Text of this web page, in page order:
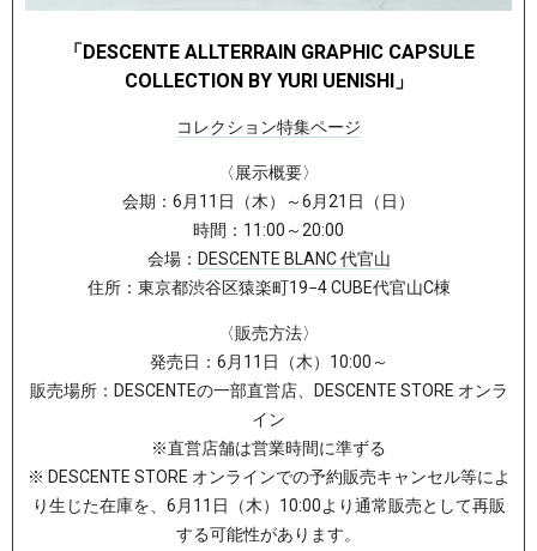
「DESCENTE ALLTERRAIN GRAPHIC CAPSULE
COLLECTION BY YURI UENISHI」
コレクション特集ページ
〈展示概要〉
会期：6月11日（木）～6月21日（日）
時間：11:00～20:00
会場： DESCENTE BLANC 代官山
住所：東京都渋谷区猿楽町19−4 CUBE代官山C棟
〈販売方法〉
発売日：6月11日（木）10:00～
販売場所：DESCENTEの一部直営店、DESCENTE STORE オンラ
イン
※直営店舗は営業時間に準ずる
※ DESCENTE STORE オンラインでの予約販売キャンセル等によ
り生じた在庫を、6月11日（木）10:00より通常販売として再販
する可能性があります。